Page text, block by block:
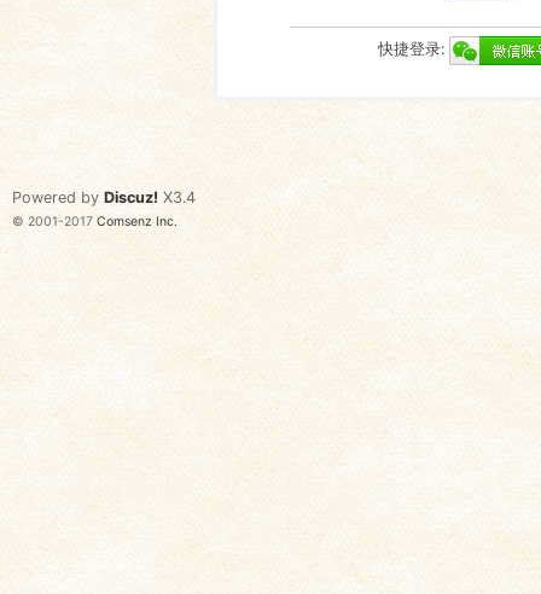
快捷登录:
Powered by Discuz! X3.4
© 2001-2017 Comsenz Inc.